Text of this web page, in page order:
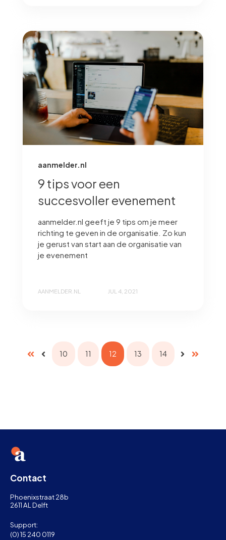
aanmelder.nl
9 tips voor een
succesvoller evenement
aanmelder.nl geeft je 9 tips om je meer
richting te geven in de organisatie. Zo kun
je gerust van start aan de organisatie van
je evenement
AANMELDER.NL JUL 4, 2021
EersteVorige
10 11 12 13 14
Volgende
Laatste
Contact
Phoenixstraat 28b
2611 AL Delft
Support:
(0) 15 240 0119